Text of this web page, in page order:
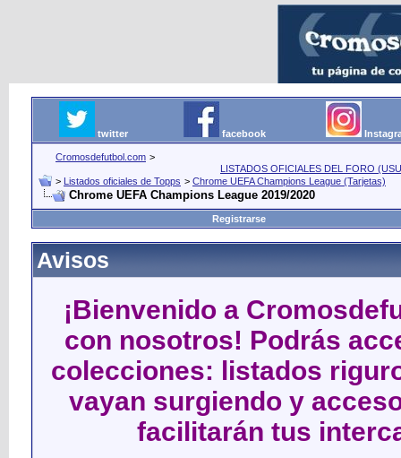
twitter facebook
Cromosdefutbol.com >
LISTADOS OFICIALES DEL FORO
> Listados oficiales de Topps > Chrome UEFA Champions League (Tarjetas)
Chrome UEFA Champions League 2019/2020
Registrarse
Avisos
¡Bienvenido a
con nosotros! Podrás
colecciones: listados
vayan surgiendo y
facilitarán tus